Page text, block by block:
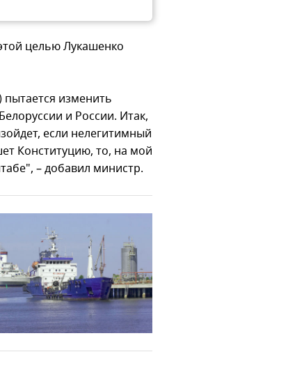
целью Лукашенко
изменить
и России. Итак,
если нелегитимный
Конституцию, то, на мой
– добавил министр.